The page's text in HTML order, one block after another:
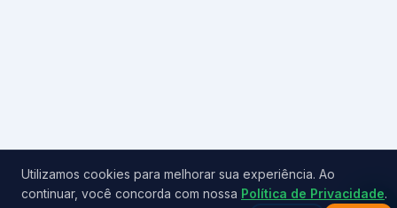
Utilizamos cookies para melhorar sua experiência. Ao
continuar, você concorda com nossa Política de Privacidade.